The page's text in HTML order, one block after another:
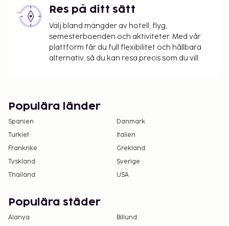
Res på ditt sätt
Välj bland mängder av hotell, flyg,
semesterboenden och aktiviteter. Med vår
plattform får du full flexibilitet och hållbara
alternativ, så du kan resa precis som du vill.
Populära länder
Spanien
Danmark
Turkiet
Italien
Frankrike
Grekland
Tyskland
Sverige
Thailand
USA
Populära städer
Alanya
Billund